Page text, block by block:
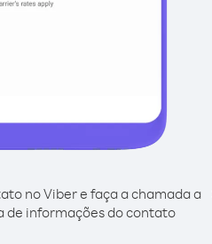
no Viber e faça a chamada a
de informações do contato